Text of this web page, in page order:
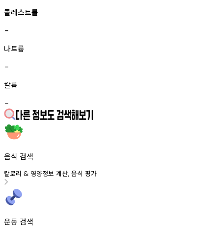
콜레스트롤
-
나트륨
-
칼륨
-
음식 검색
칼로리 & 영양정보 계산, 음식 평가
운동 검색